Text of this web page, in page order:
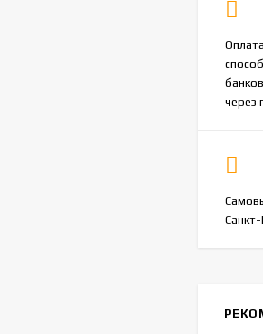
через